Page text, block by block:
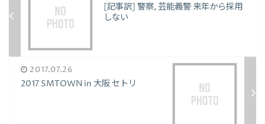
[記事訳] 警察, 芸能義警 来年から採用
しない
2017.07.26
2017 SMTOWN in 大阪 セトリ